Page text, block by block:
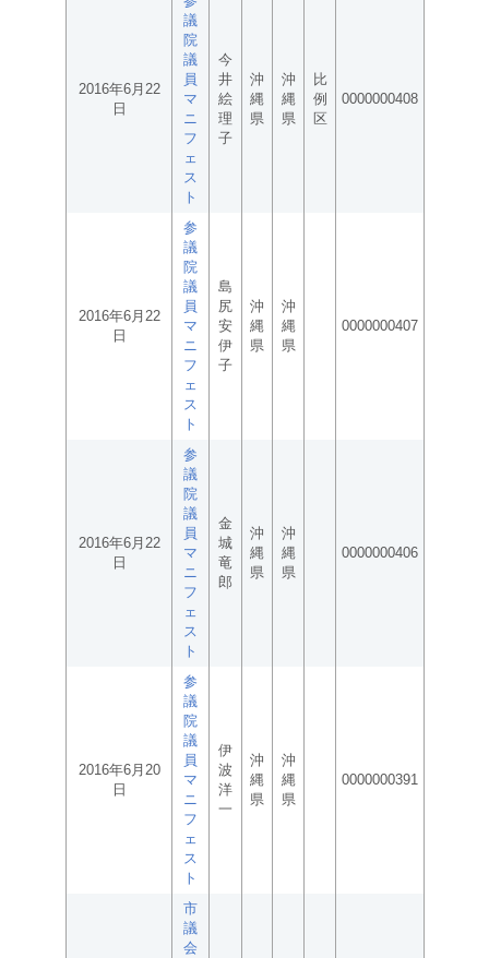
2016年6月22
日
議
院
議
員
マ
ニ
フ
ェ
ス
ト
今
井
絵
理
子
沖
縄
県
沖
縄
県
比
例
区
0000000408
2016年6月22
日
参
議
院
議
員
マ
ニ
フ
ェ
ス
ト
島
尻
安
伊
子
沖
縄
県
沖
縄
県
0000000407
2016年6月22
日
参
議
院
議
員
マ
ニ
フ
ェ
ス
ト
金
城
竜
郎
沖
縄
県
沖
縄
県
0000000406
2016年6月20
日
参
議
院
議
員
マ
ニ
フ
ェ
ス
ト
伊
波
洋
一
沖
縄
県
沖
縄
県
0000000391
市
議
会